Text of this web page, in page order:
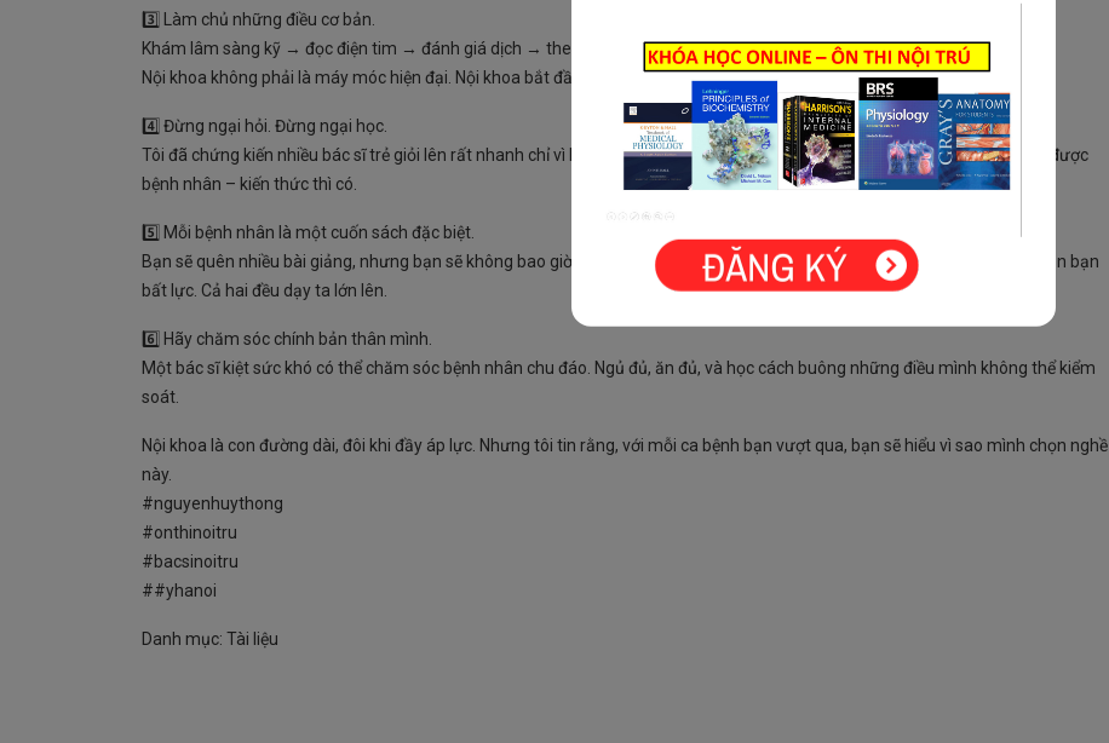
3️⃣ Làm chủ những điều cơ bản.
Khám lâm sàng kỹ → đọc điện tim → đánh giá dịch → theo dõi sát dấu hiệu sinh tồn.
Nội khoa không phải là máy móc hiện đại. Nội khoa bắt đầu từ bàn tay, đôi tai và trái tim của người bác sĩ.
4️⃣ Đừng ngại hỏi. Đừng ngại học.
Tôi đã chứng kiến nhiều bác sĩ trẻ giỏi lên rất nhanh chỉ vì họ dám hỏi, dám thừa nhận “em chưa rõ”. Kiêu hãnh không cứu được
bệnh nhân – kiến thức thì có.
5️⃣ Mỗi bệnh nhân là một cuốn sách đặc biệt.
Bạn sẽ quên nhiều bài giảng, nhưng bạn sẽ không bao giờ quên ca đầu tiên bạn cứu sống – và cũng không quên ca đầu tiên bạn
bất lực. Cả hai đều dạy ta lớn lên.
6️⃣ Hãy chăm sóc chính bản thân mình.
Một bác sĩ kiệt sức khó có thể chăm sóc bệnh nhân chu đáo. Ngủ đủ, ăn đủ, và học cách buông những điều mình không thể kiểm
soát.
Nội khoa là con đường dài, đôi khi đầy áp lực. Nhưng tôi tin rằng, với mỗi ca bệnh bạn vượt qua, bạn sẽ hiểu vì sao mình chọn nghề
này.
#nguyenhuythong
#onthinoitru
#bacsinoitru
##yhanoi
Danh mục: Tài liệu